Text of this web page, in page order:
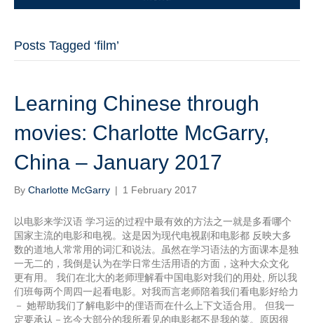
Posts Tagged ‘film’
Learning Chinese through
movies: Charlotte McGarry,
China – January 2017
By Charlotte McGarry | 1 February 2017
以电影来学汉语 学习运的过程中最有效的方法之一就是多看哪个
国家主流的电影和电视。这是因为现代电视剧和电影都 反映大多
数的道地人常常用的词汇和说法。虽然在学习语法的方面课本是独
一无二的，我倒是认为在学日常生活用语的方面，这种大众文化
更有用。 我们在北大的老师理解看中国电影对我们的用处, 所以我
们班每两个周四一起看电影。对我而言老师陪着我们看电影好给力
－ 她帮助我们了解电影中的俚语而在什么上下文适合用。 但我一
定要承认－迄今大部分的我所看见的电影都不是我的菜。原因很